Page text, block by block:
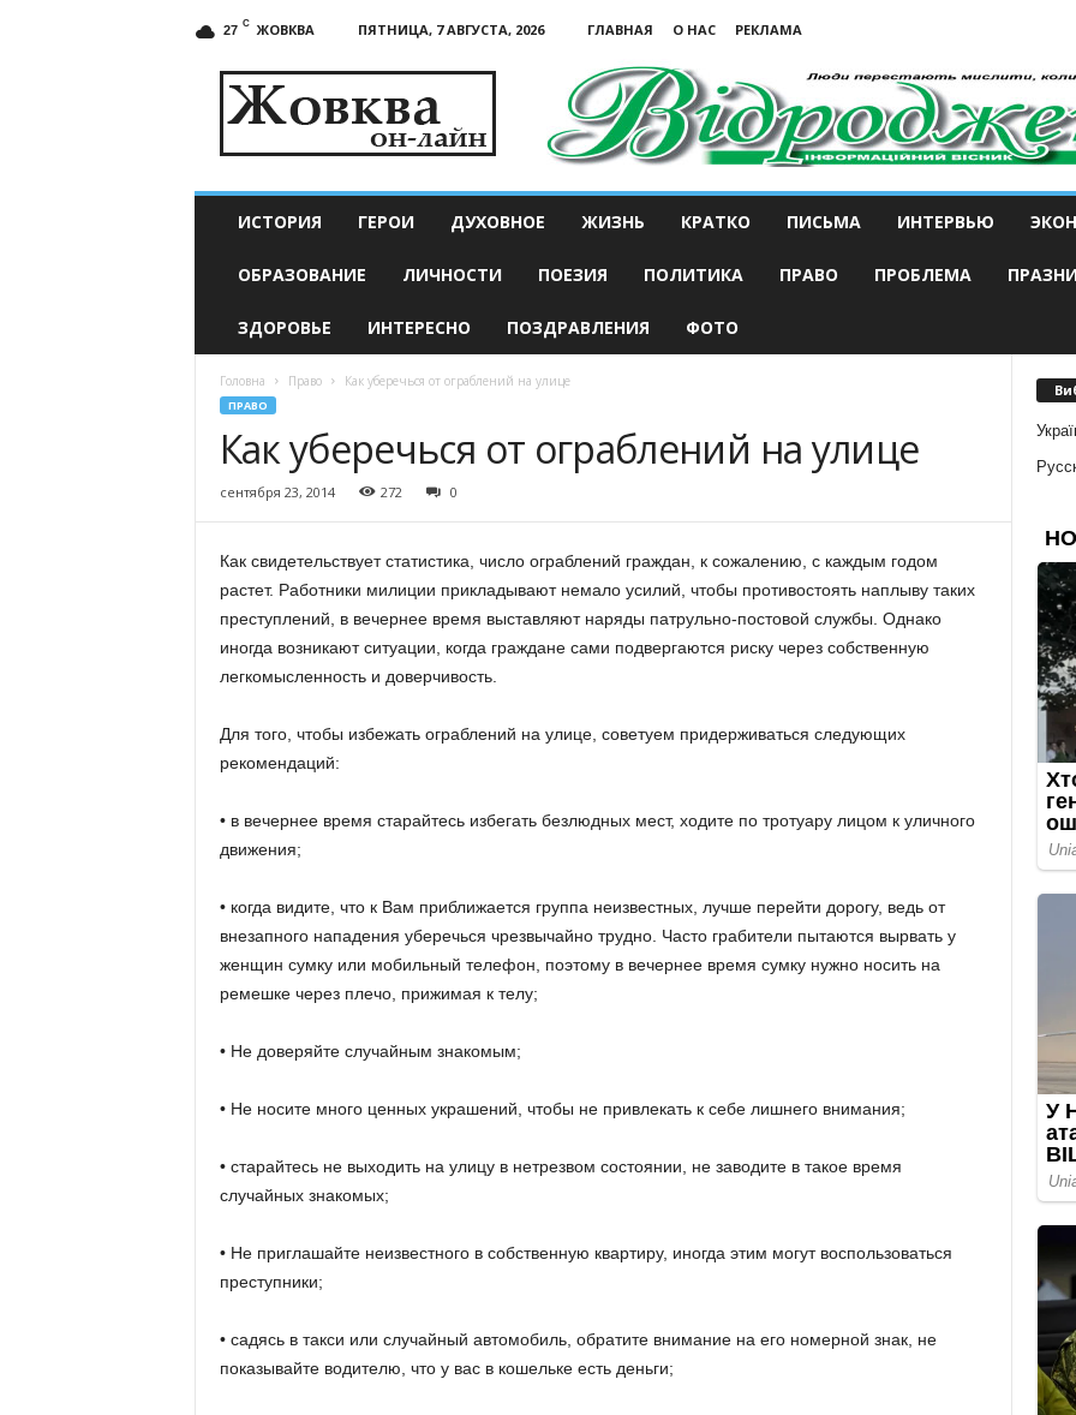
27 C ЖОВКВА ПЯТНИЦА, 7 АВГУСТА, 2026 ГЛАВНАЯ О НАС
РЕКЛАМА
онлайн
новости
ИСТОРИЯ ГЕРОИ ДУХОВНОЕ ЖИЗНЬ КРАТКО ПИСЬМА ИНТЕРВЬЮ
ОБРАЗОВАНИЕ ЛИЧНОСТИ ПОЕЗИЯ ПОЛИТИКА ПРАВО ПРОБЛЕМА
ЗДОРОВЬЕ ИНТЕРЕСНО ПОЗДРАВЛЕНИЯ ФОТО
Головна Право Как уберечься от ограблений на улице
ПРАВО
Как уберечься от ограблений на улице
сентября 23, 2014 272 0
Как свидетельствует статистика, число ограблений граждан, к сожалению, с каждым годом
растет. Работники милиции прикладывают немало усилий, чтобы противостоять наплыву таких
преступлений, в вечернее время выставляют наряды патрульно-постовой службы. Однако
иногда возникают ситуации, когда граждане сами подвергаются риску через собственную
легкомысленность и доверчивость.
Для того, чтобы избежать ограблений на улице, советуем придерживаться следующих
рекомендаций:
• в вечернее время старайтесь избегать безлюдных мест, ходите по тротуару лицом к уличного
движения;
• когда видите, что к Вам приближается группа неизвестных, лучше перейти дорогу, ведь от
внезапного нападения уберечься чрезвычайно трудно. Часто грабители пытаются вырвать у
женщин сумку или мобильный телефон, поэтому в вечернее время сумку нужно носить на
ремешке через плечо, прижимая к телу;
• Не доверяйте случайным знакомым;
• Не носите много ценных украшений, чтобы не привлекать к себе лишнего внимания;
• старайтесь не выходить на улицу в нетрезвом состоянии, не заводите в такое время
случайных знакомых;
• Не приглашайте неизвестного в собственную квартиру, иногда этим могут воспользоваться
преступники;
• садясь в такси или случайный автомобиль, обратите внимание на его номерной знак, не
показывайте водителю, что у вас в кошельке есть деньги;